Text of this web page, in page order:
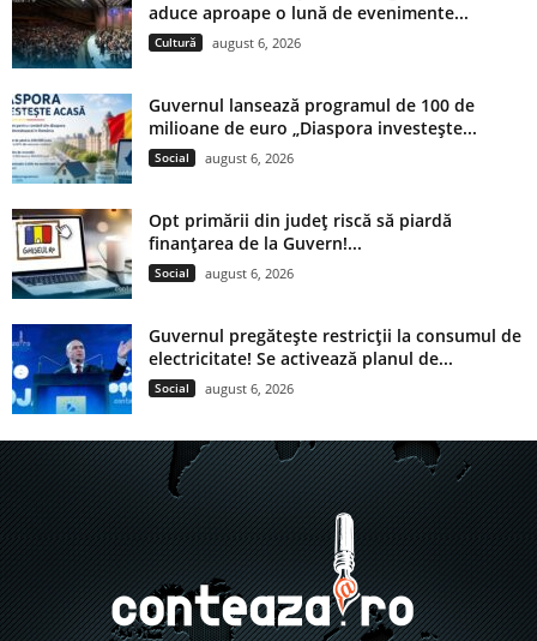
aduce aproape o lună de evenimente...
Cultură august 6, 2026
Guvernul lansează programul de 100 de
milioane de euro „Diaspora investește...
Social august 6, 2026
Opt primării din județ riscă să piardă
finanțarea de la Guvern!...
Social august 6, 2026
Guvernul pregătește restricții la consumul de
electricitate! Se activează planul de...
Social august 6, 2026